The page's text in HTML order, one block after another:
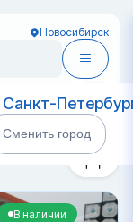
Новосибирск
Санкт-
Сменить город
В наличии